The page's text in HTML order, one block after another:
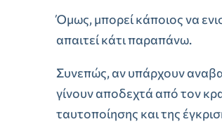
Όμως, μπορεί κάποιος να
απαιτεί κάτι παραπάνω.
Συνεπώς, αν υπάρχουν
γίνουν αποδεχτά από τον
ταυτοποίησης και της